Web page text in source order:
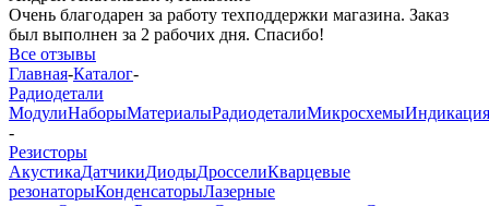
Очень благодарен за работу техподдержки магазина. Заказ
был выполнен за 2 рабочих дня. Спасибо!
Все отзывы
Главная-Каталог-
Радиодетали
МодулиНаборыМатериалыРадиодеталиМикросхемыИндикация
-
Резисторы
АкустикаДатчикиДиодыДросселиКварцевые
резонаторыКонденсаторыЛазерные